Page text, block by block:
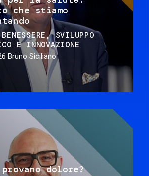
che stiamo
SVILUPPO
E INNOVAZIONE
Bruno Siciliano
dolore?